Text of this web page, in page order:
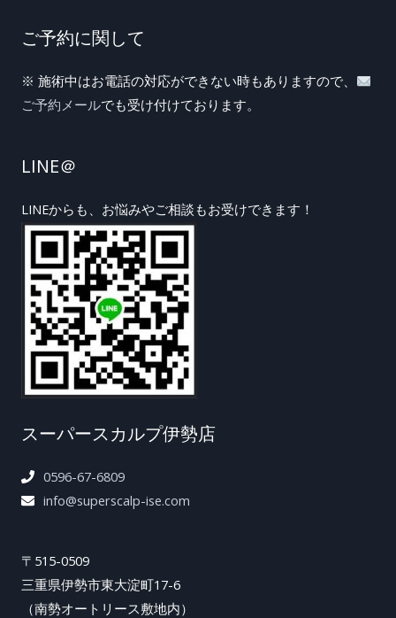
ご予約に関して
※ 施術中はお電話の対応ができない時もありますので、
ご予約メールでも受け付けております。
LINE＠
LINEからも、お悩みやご相談もお受けできます！
スーパースカルプ伊勢店
0596-67-6809
info@superscalp-ise.com
〒515-0509
三重県伊勢市東大淀町17-6
（南勢オートリース敷地内）